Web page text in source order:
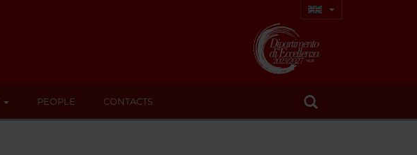
PEOPLE CONTACTS